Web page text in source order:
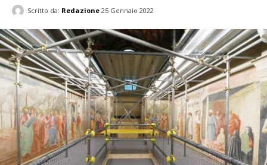
Scritto da: Redazione 25 Gennaio 2022